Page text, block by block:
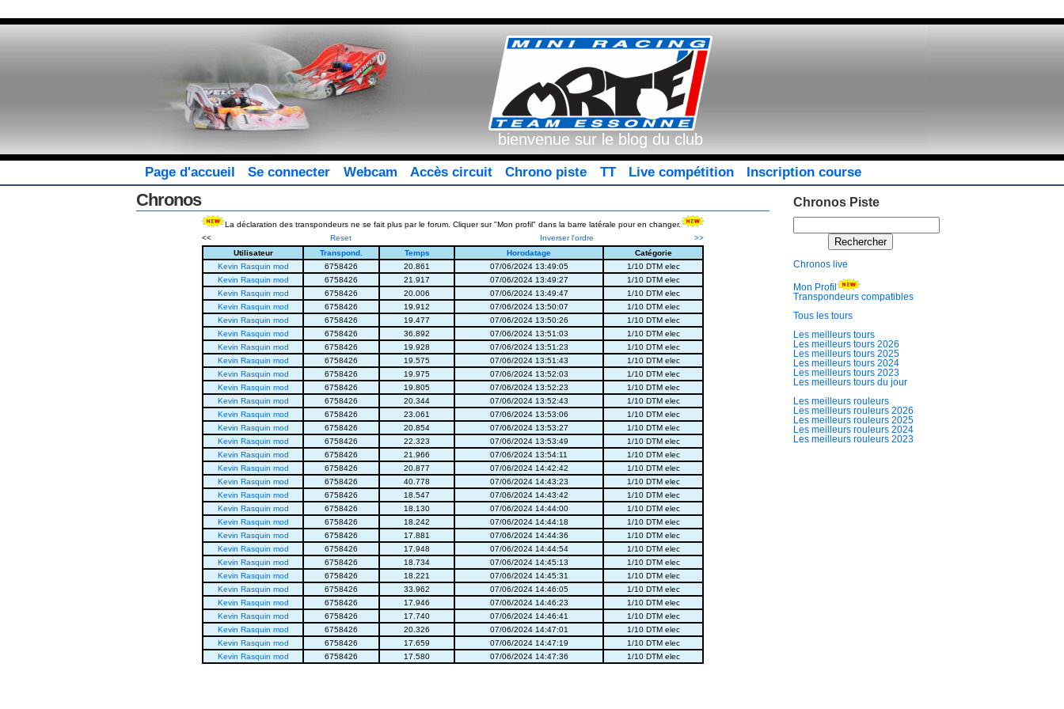
bienvenue sur le blog du club
Page d'accueil Se connecter Webcam Accès circuit Chrono piste TT Live compétition Inscription course
Chronos
La déclaration des transpondeurs ne se fait plus par le forum. Cliquer sur "Mon profil" dans la barre latérale pour en changer.
<<
Reset Inverser l'ordre
>>
Utilisateur
Transpond. Temps Horodatage
Catégorie
Kevin Rasquin mod
6758426 20.861 07/06/2024 13:49:05
1/10 DTM elec
Kevin Rasquin mod
6758426 21.917 07/06/2024 13:49:27
1/10 DTM elec
Kevin Rasquin mod
6758426 20.006 07/06/2024 13:49:47
1/10 DTM elec
Kevin Rasquin mod
6758426 19.912 07/06/2024 13:50:07
1/10 DTM elec
Kevin Rasquin mod
6758426 19.477 07/06/2024 13:50:26
1/10 DTM elec
Kevin Rasquin mod
6758426 36.892 07/06/2024 13:51:03
1/10 DTM elec
Kevin Rasquin mod
6758426 19.928 07/06/2024 13:51:23
1/10 DTM elec
Kevin Rasquin mod
6758426 19.575 07/06/2024 13:51:43
1/10 DTM elec
Kevin Rasquin mod
6758426 19.975 07/06/2024 13:52:03
1/10 DTM elec
Kevin Rasquin mod
6758426 19.805 07/06/2024 13:52:23
1/10 DTM elec
Kevin Rasquin mod
6758426 20.344 07/06/2024 13:52:43
1/10 DTM elec
Kevin Rasquin mod
6758426 23.061 07/06/2024 13:53:06
1/10 DTM elec
Kevin Rasquin mod
6758426 20.854 07/06/2024 13:53:27
1/10 DTM elec
Kevin Rasquin mod
6758426 22.323 07/06/2024 13:53:49
1/10 DTM elec
Kevin Rasquin mod
6758426 21.966 07/06/2024 13:54:11
1/10 DTM elec
Kevin Rasquin mod
6758426 20.877 07/06/2024 14:42:42
1/10 DTM elec
Kevin Rasquin mod
6758426 40.778 07/06/2024 14:43:23
1/10 DTM elec
Kevin Rasquin mod
6758426 18.547 07/06/2024 14:43:42
1/10 DTM elec
Kevin Rasquin mod
6758426 18.130 07/06/2024 14:44:00
1/10 DTM elec
Kevin Rasquin mod
6758426 18.242 07/06/2024 14:44:18
1/10 DTM elec
Kevin Rasquin mod
6758426 17.881 07/06/2024 14:44:36
1/10 DTM elec
Kevin Rasquin mod
6758426 17.948 07/06/2024 14:44:54
1/10 DTM elec
Kevin Rasquin mod
6758426 18.734 07/06/2024 14:45:13
1/10 DTM elec
Kevin Rasquin mod
6758426 18.221 07/06/2024 14:45:31
1/10 DTM elec
Kevin Rasquin mod
6758426 33.962 07/06/2024 14:46:05
1/10 DTM elec
Kevin Rasquin mod
6758426 17.946 07/06/2024 14:46:23
1/10 DTM elec
Kevin Rasquin mod
6758426 17.740 07/06/2024 14:46:41
1/10 DTM elec
Kevin Rasquin mod
6758426 20.326 07/06/2024 14:47:01
1/10 DTM elec
Kevin Rasquin mod
6758426 17.659 07/06/2024 14:47:19
1/10 DTM elec
Kevin Rasquin mod
6758426 17.580 07/06/2024 14:47:36 1/10 DTM elec
Chronos Piste
Chronos live
Mon Profil
Transpondeurs compatibles
Tous les tours
Les meilleurs tours
Les meilleurs tours 2026
Les meilleurs tours 2025
Les meilleurs tours 2024
Les meilleurs tours 2023
Les meilleurs tours du jour
Les meilleurs rouleurs
Les meilleurs rouleurs 2026
Les meilleurs rouleurs 2025
Les meilleurs rouleurs 2024
Les meilleurs rouleurs 2023